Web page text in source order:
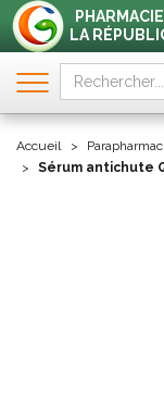
LA
Accueil
Sérum antichute